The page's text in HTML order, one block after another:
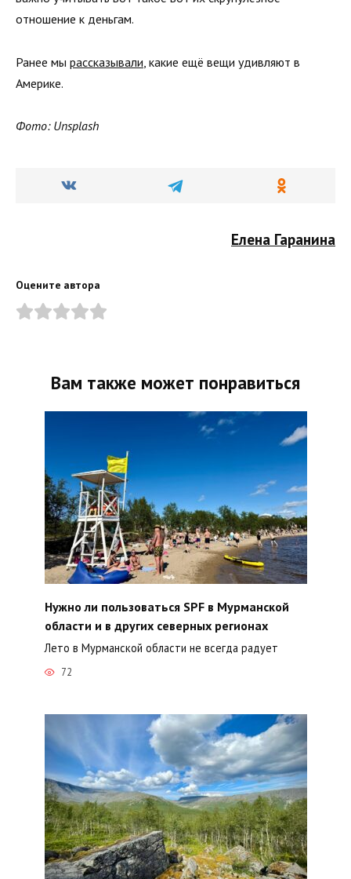
отношение к деньгам.
Ранее мы рассказывали , какие ещё вещи удивляют в
Америке.
Фото: Unsplash
Елена Гаранина
Оцените автора
Вам также может понравиться
Нужно ли пользоваться SPF в Мурманской
области и в других северных регионах
Лето в Мурманской области не всегда радует
72